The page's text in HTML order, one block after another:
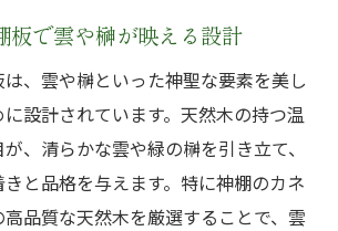
板で雲や榊が映える設計
、雲や榊といった神聖な要素を美し
設計されています。天然木の持つ温
、清らかな雲や緑の榊を引き立て、
と品格を与えます。特に神棚のカネ
品質な天然木を厳選することで、雲